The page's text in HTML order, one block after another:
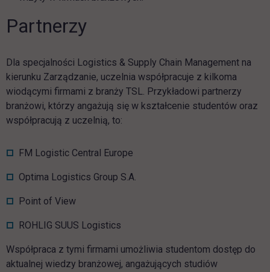
Partnerzy
Dla specjalności Logistics & Supply Chain Management na
kierunku Zarządzanie, uczelnia współpracuje z kilkoma
wiodącymi firmami z branży TSL. Przykładowi partnerzy
branżowi, którzy angażują się w kształcenie studentów oraz
współpracują z uczelnią, to:
FM Logistic Central Europe
Optima Logistics Group S.A.
Point of View
ROHLIG SUUS Logistics
Współpraca z tymi firmami umożliwia studentom dostęp do
aktualnej wiedzy branżowej, angażujących studiów